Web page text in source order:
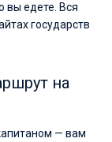
вы едете. Вся
государств
на
— вам